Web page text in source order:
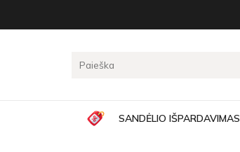
SANDĖLIO IŠPARDAVIMAS
Pagrindinis Žaislų naujienos
EDUCATIONAL